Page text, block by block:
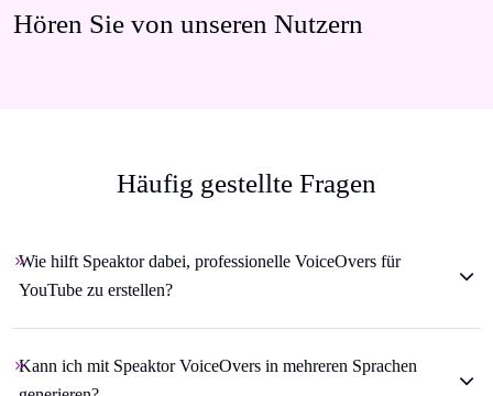
Hören Sie von unseren Nutzern
Häufig gestellte Fragen
Wie hilft Speaktor dabei, professionelle VoiceOvers für
YouTube zu erstellen?
Kann ich mit Speaktor VoiceOvers in mehreren Sprachen